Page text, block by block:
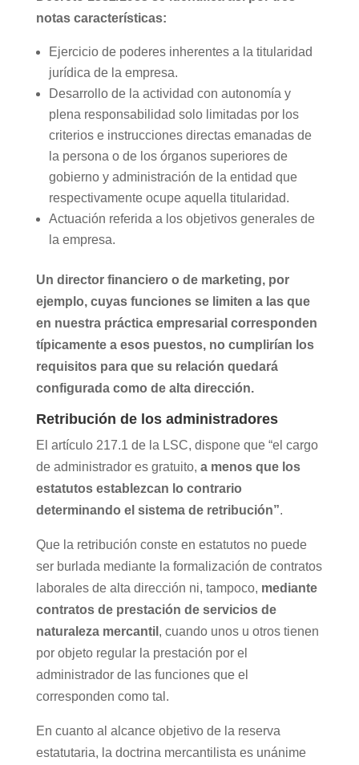
notas características:
Ejercicio de poderes inherentes a la titularidad
jurídica de la empresa.
Desarrollo de la actividad con autonomía y
plena responsabilidad solo limitadas por los
criterios e instrucciones directas emanadas de
la persona o de los órganos superiores de
gobierno y administración de la entidad que
respectivamente ocupe aquella titularidad.
Actuación referida a los objetivos generales de
la empresa.
Un director financiero o de marketing, por
ejemplo, cuyas funciones se limiten a las que
en nuestra práctica empresarial corresponden
típicamente a esos puestos, no cumplirían los
requisitos para que su relación quedará
configurada como de alta dirección.
Retribución de los administradores
El artículo 217.1 de la LSC, dispone que “el cargo
de administrador es gratuito, a menos que los
estatutos establezcan lo contrario
determinando el sistema de retribución”.
Que la retribución conste en estatutos no puede
ser burlada mediante la formalización de contratos
laborales de alta dirección ni, tampoco, mediante
contratos de prestación de servicios de
naturaleza mercantil , cuando unos u otros tienen
por objeto regular la prestación por el
administrador de las funciones que el
corresponden como tal.
En cuanto al alcance objetivo de la reserva
estatutaria, la doctrina mercantilista es unánime